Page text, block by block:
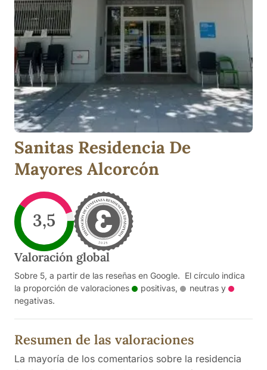
Sanitas Residencia De
Mayores Alcorcón
3,5
Valoración global
Sobre 5, a partir de las reseñas en Google. El círculo indica
la proporción de valoraciones
positivas, neutrasy
negativas.
Resumen de las valoraciones
La mayoría de los comentarios sobre la residencia